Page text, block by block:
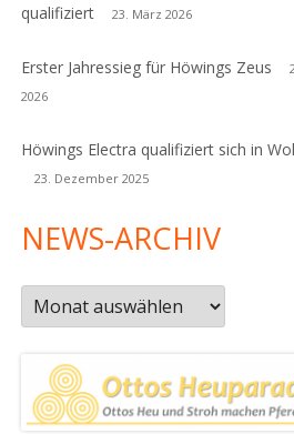
qualifiziert
23. März 2026
Erster Jahressieg für Höwings Zeus
2026
Höwings Electra qualifiziert sich in
23. Dezember 2025
NEWS-ARCHIV
News-
Archiv